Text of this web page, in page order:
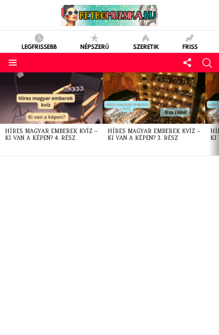
LEGFRISSEBB NÉPSZERŰ SZERETIK FRISS
LATEST
STORIES
HÍRES MAGYAR EMBEREK KVÍZ –
KI VAN A KÉPEN? 4. RÉSZ
HÍRES MAGYAR EMBEREK KVÍZ –
KI VAN A KÉPEN? 3. RÉSZ
KI